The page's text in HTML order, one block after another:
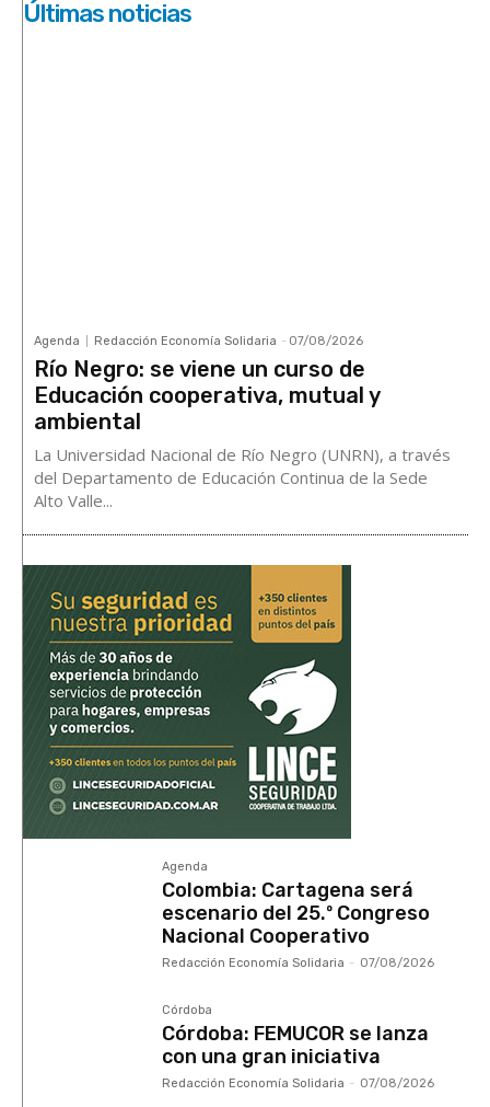
Últimas noticias
Agenda Redacción Economía Solidaria - 07/08/2026
Río Negro: se viene un curso de
Educación cooperativa, mutual y
ambiental
La Universidad Nacional de Río Negro (UNRN), a través
del Departamento de Educación Continua de la Sede
Alto Valle...
Agenda
Colombia: Cartagena será
escenario del 25.º Congreso
Nacional Cooperativo
Redacción Economía Solidaria - 07/08/2026
Córdoba
Córdoba: FEMUCOR se lanza
con una gran iniciativa
Redacción Economía Solidaria - 07/08/2026